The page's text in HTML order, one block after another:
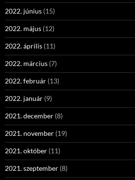
2022. június (15)
2022. május (12)
2022. április (11)
2022. március (7)
2022. február (13)
2022. január (9)
2021. december (8)
2021. november (19)
2021. október (11)
2021. szeptember (8)